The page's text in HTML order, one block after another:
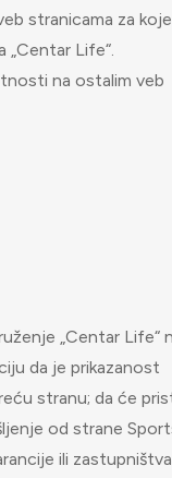
stranicama za koje
Life“.
na ostalim veb
„Centar Life“
da je prikazanost
stranu; da će
od strane
ili zastupništva